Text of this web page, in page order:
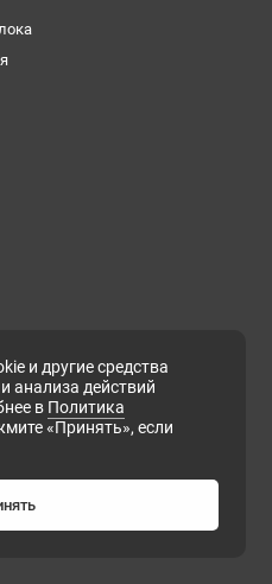
и другие средства
анализа действий
в Политика
«Принять», если